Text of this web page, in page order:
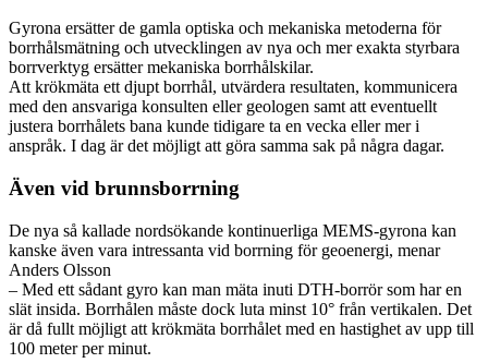
Gyrona ersätter de gamla optiska och mekaniska metoderna för
borrhålsmätning och utvecklingen av nya och mer exakta styrbara
borrverktyg ersätter mekaniska borrhålskilar.
Att krökmäta ett djupt borrhål, utvärdera resultaten, kommunicera
med den ansvariga konsulten eller geologen samt att eventuellt
justera borrhålets bana kunde tidigare ta en vecka eller mer i
anspråk. I dag är det möjligt att göra samma sak på några dagar.
Även vid brunnsborrning
De nya så kallade nordsökande kontinuerliga MEMS-gyrona kan
kanske även vara intressanta vid borrning för geoenergi, menar
Anders Olsson
– Med ett sådant gyro kan man mäta inuti DTH-borrör som har en
slät insida. Borrhålen måste dock luta minst 10° från vertikalen. Det
är då fullt möjligt att krökmäta borrhålet med en hastighet av upp till
100 meter per minut.